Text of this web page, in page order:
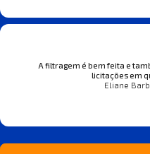
A filtragem é bem feita e
licitações em
Eliane